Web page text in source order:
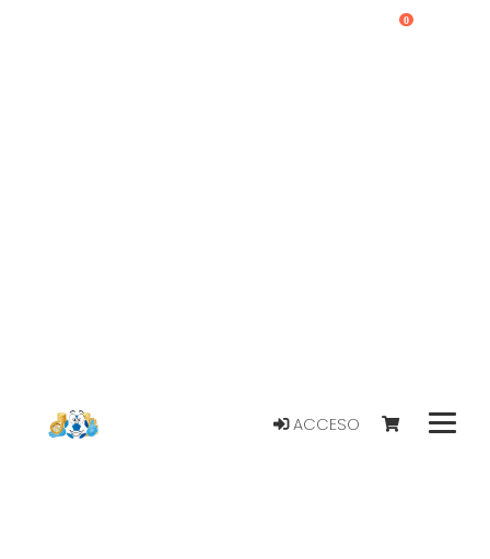
ACCESO
0